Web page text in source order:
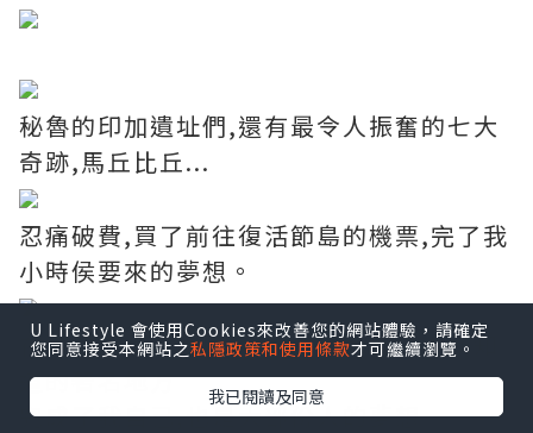
秘魯的印加遺址們,還有最令人振奮的七大
奇跡,馬丘比丘...
忍痛破費,買了前往復活節島的機票,完了我
小時侯要來的夢想。
在這個南美洲大陸,我完成了大部份人所知
道的著名地方
完成了我自己,也是大部份人的夢想
U Lifestyle 會使用Cookies來改善您的網站體驗，請確定
您同意接受本網站之私隱政策和使用條款才可繼續瀏覽。
我已閱讀及同意